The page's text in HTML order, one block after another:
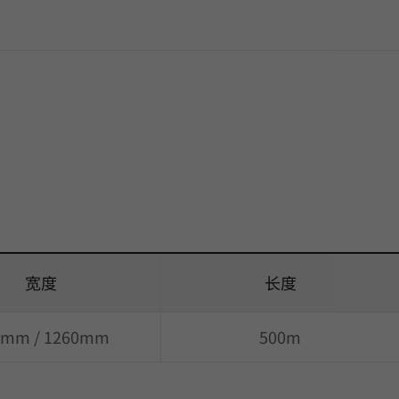
宽度 长度
/ 1260mm 500m